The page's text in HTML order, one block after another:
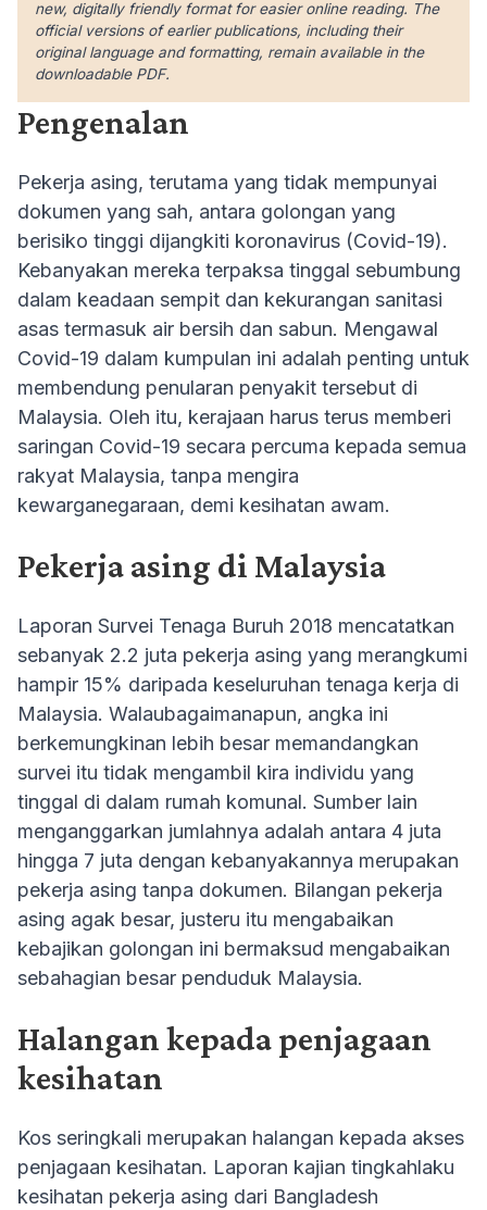
new, digitally friendly format for easier online reading. The
official versions of earlier publications, including their
original language and formatting, remain available in the
downloadable PDF.
Pengenalan
Pekerja asing, terutama yang tidak mempunyai
dokumen yang sah, antara golongan yang
berisiko tinggi dijangkiti koronavirus (Covid-19).
Kebanyakan mereka terpaksa tinggal sebumbung
dalam keadaan sempit dan kekurangan sanitasi
asas termasuk air bersih dan sabun. Mengawal
Covid-19 dalam kumpulan ini adalah penting untuk
membendung penularan penyakit tersebut di
Malaysia. Oleh itu, kerajaan harus terus memberi
saringan Covid-19 secara percuma kepada semua
rakyat Malaysia, tanpa mengira
kewarganegaraan, demi kesihatan awam.
Pekerja asing di Malaysia
Laporan Survei Tenaga Buruh 2018 mencatatkan
sebanyak 2.2 juta pekerja asing yang merangkumi
hampir 15% daripada keseluruhan tenaga kerja di
Malaysia. Walaubagaimanapun, angka ini
berkemungkinan lebih besar memandangkan
survei itu tidak mengambil kira individu yang
tinggal di dalam rumah komunal. Sumber lain
menganggarkan jumlahnya adalah antara 4 juta
hingga 7 juta dengan kebanyakannya merupakan
pekerja asing tanpa dokumen. Bilangan pekerja
asing agak besar, justeru itu mengabaikan
kebajikan golongan ini bermaksud mengabaikan
sebahagian besar penduduk Malaysia.
Halangan kepada penjagaan
kesihatan
Kos seringkali merupakan halangan kepada akses
penjagaan kesihatan. Laporan kajian tingkahlaku
kesihatan pekerja asing dari Bangladesh